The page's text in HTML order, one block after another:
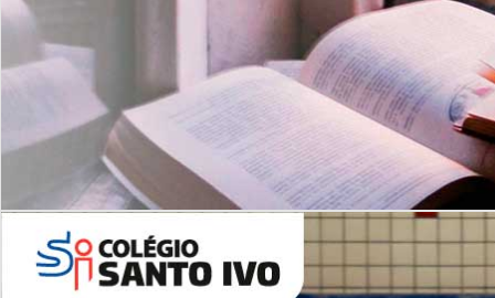
Leituras Literárias
6º AO 9º ANO FUNDAMENTAL
Inglês: Turmas Reduzidas
(Proficiência)